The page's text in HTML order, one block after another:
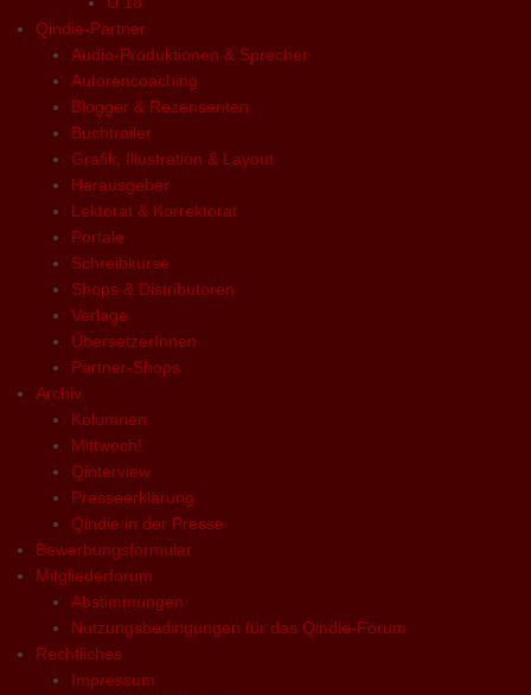
Qindie-Partner
Audio-Produktionen & Sprecher
Autorencoaching
Blogger & Rezensenten
Buchtrailer
Grafik, Illustration & Layout
Herausgeber
Lektorat & Korrektorat
Portale
Schreibkurse
Shops & Distributoren
Verlage
ÜbersetzerInnen
Partner-Shops
Archiv
Kolumnen
Mittwoch!
Qinterview
Presseerklärung
Qindie in der Presse
Bewerbungsformular
Mitgliederforum
Abstimmungen
Nutzungsbedingungen für das Qindie-Forum
Rechtliches
Impressum